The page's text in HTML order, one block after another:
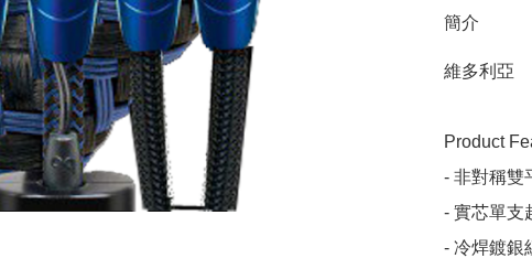
簡介
維多利亞
Product
- 非對稱雙
- 實芯單支
- 冷焊鍍銀